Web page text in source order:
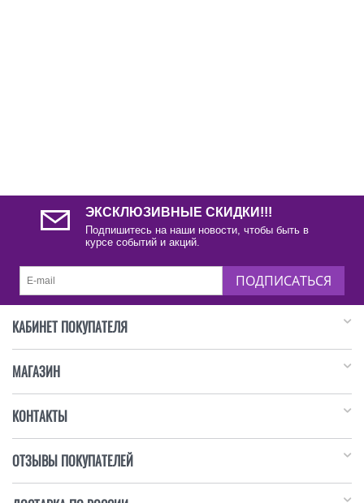
ЭКСКЛЮЗИВНЫЕ СКИДКИ!!!
Подпишитесь на наши новости, чтобы быть в
курсе событий и акций.
ПОДПИСАТЬСЯ
КАБИНЕТ ПОКУПАТЕЛЯ
МАГАЗИН
КОНТАКТЫ
ОТЗЫВЫ ПОКУПАТЕЛЕЙ